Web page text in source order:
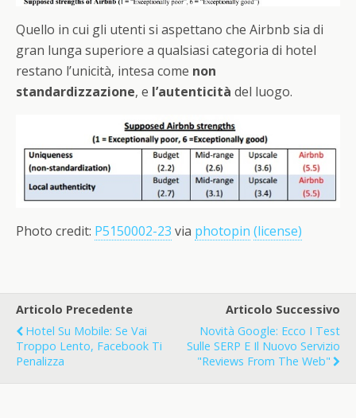
Quello in cui gli utenti si aspettano che Airbnb sia di
gran lunga superiore a qualsiasi categoria di hotel
restano l’unicità, intesa come non
standardizzazione, e l’autenticità del luogo.
Photo credit: P5150002-23 via photopin (license)
Articolo Precedente
Hotel Su Mobile: Se Vai
Troppo Lento, Facebook Ti
Penalizza
Articolo Successivo
Novità Google: Ecco I Test
Sulle SERP E Il Nuovo Servizio
"Reviews From The Web"